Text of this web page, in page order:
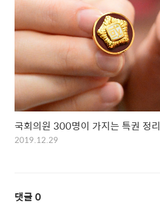
국회의원 300명이 가지는 특권 정리
2019.12.29
댓글 0